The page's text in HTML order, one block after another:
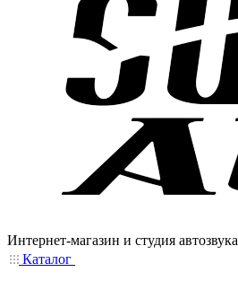
Интернет-магазин и студия автозвука
Каталог